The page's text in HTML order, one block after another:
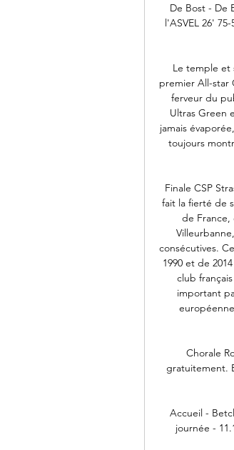
De Bost - De
l'ASVEL 26'
Le temple et
premier All-star
ferveur du
Ultras Green
jamais
toujours
Finale CSP
fait la fierté de
de France,
consécutives.
1990 et de
club
important
Chorale
gratuitement.
Accueil -
journée -